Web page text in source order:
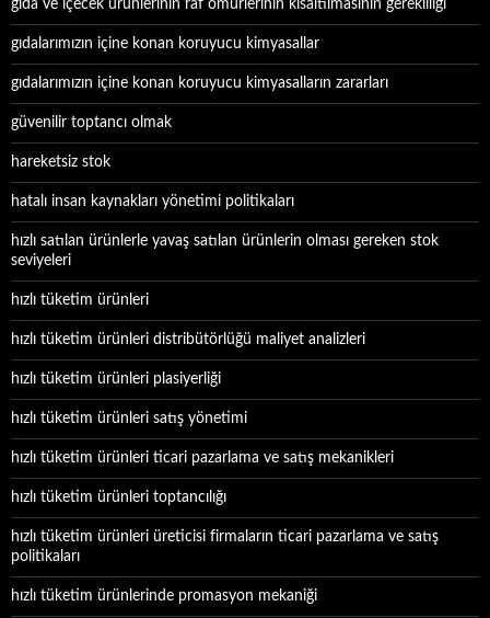
gıda ve içecek ürünlerinin raf ömürlerinin kısaltılmasının gerekliliği
gıdalarımızın içine konan koruyucu kimyasallar
gıdalarımızın içine konan koruyucu kimyasalların zararları
güvenilir toptancı olmak
hareketsiz stok
hatalı insan kaynakları yönetimi politikaları
hızlı satılan ürünlerle yavaş satılan ürünlerin olması gereken stok
seviyeleri
hızlı tüketim ürünleri
hızlı tüketim ürünleri distribütörlüğü maliyet analizleri
hızlı tüketim ürünleri plasiyerliği
hızlı tüketim ürünleri satış yönetimi
hızlı tüketim ürünleri ticari pazarlama ve satış mekanikleri
hızlı tüketim ürünleri toptancılığı
hızlı tüketim ürünleri üreticisi firmaların ticari pazarlama ve satış
politikaları
hızlı tüketim ürünlerinde promasyon mekaniği